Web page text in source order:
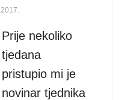
Prije nekoliko
tjedana
pristupio mi je
novinar tjednika